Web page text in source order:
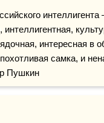
, интеллигентная,
интересная в
самка, и
Пушкин